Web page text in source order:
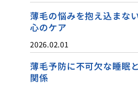
薄毛の悩みを抱え込まな
心のケア
2026.02.01
薄毛予防に不可欠な睡眠
関係